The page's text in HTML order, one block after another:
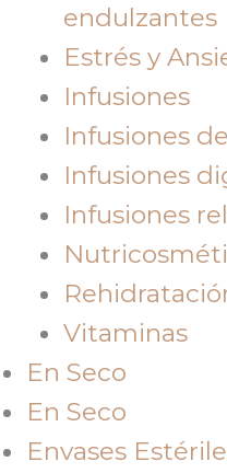
endulzantes
Estrés y
Infusiones
Infusiones
Infusiones
Infusiones
Vitaminas
En Seco
En Seco
Envases